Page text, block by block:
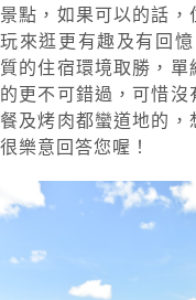
景點，如果可以的話
玩來逛更有趣及有回
質的住宿環境取勝，
的更不可錯過，可惜
餐及烤肉都蠻道地的，
很樂意回答您喔！